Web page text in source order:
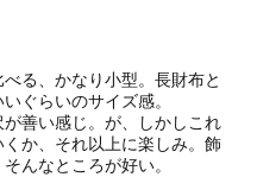
る、かなり小型。長財布と
ぐらいのサイズ感。
善い感じ。が、しかしこれ
か、それ以上に楽しみ。飾
んなところが好い。